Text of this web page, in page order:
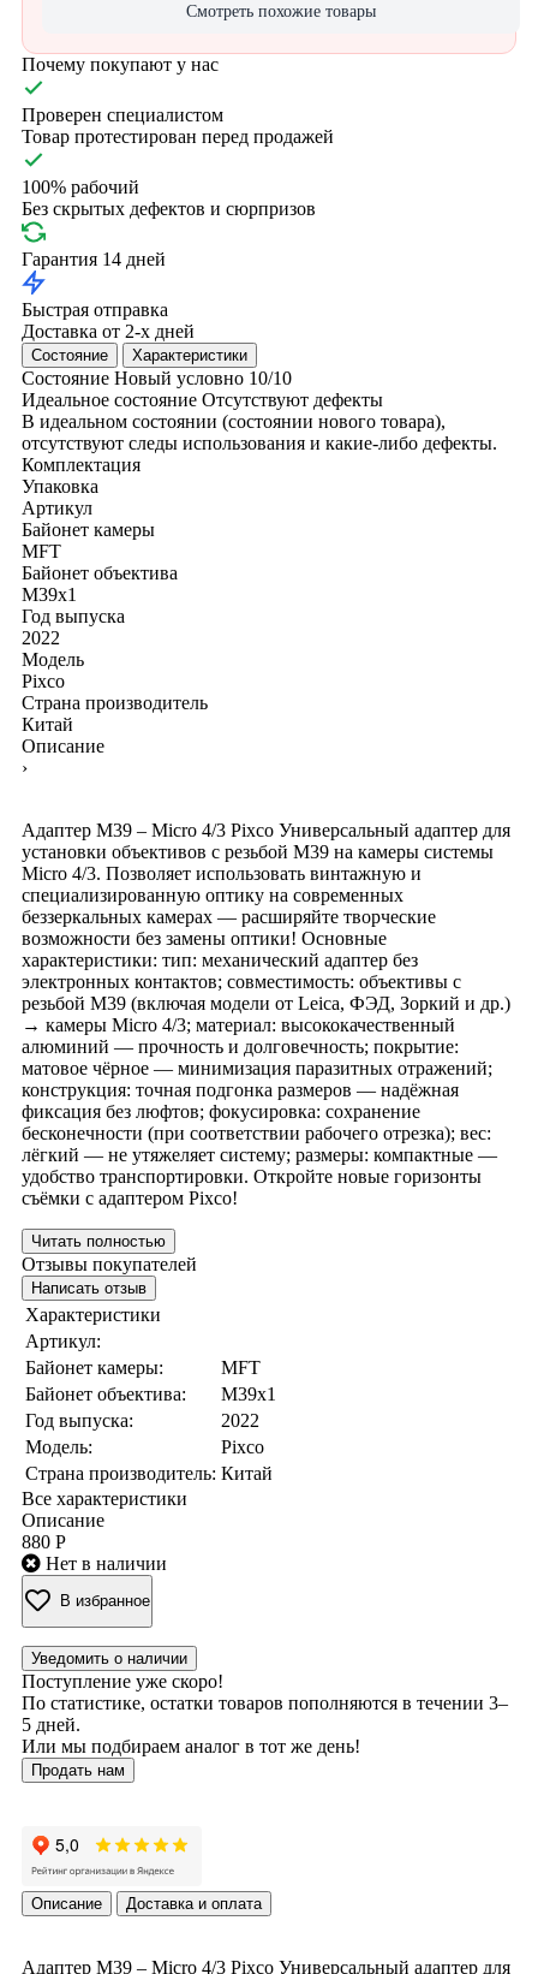
Смотреть похожие товары
Почему покупают у нас
Проверен специалистом
Товар протестирован перед продажей
100% рабочий
Без скрытых дефектов и сюрпризов
Гарантия 14 дней
Быстрая отправка
Доставка от 2-х дней
Состояние Характеристики
Состояние Новый условно 10/10
Идеальное состояние Отсутствуют дефекты
В идеальном состоянии (состоянии нового товара),
отсутствуют следы использования и какие-либо дефекты.
Комплектация
Упаковка
Артикул
Байонет камеры
MFT
Байонет объектива
M39x1
Год выпуска
2022
Модель
Pixco
Страна производитель
Китай
Описание
›
Адаптер M39 – Micro 4/3 Pixco Универсальный адаптер для
установки объективов с резьбой M39 на камеры системы
Micro 4/3. Позволяет использовать винтажную и
специализированную оптику на современных
беззеркальных камерах — расширяйте творческие
возможности без замены оптики! Основные
характеристики: тип: механический адаптер без
электронных контактов; совместимость: объективы с
резьбой M39 (включая модели от Leica, ФЭД, Зоркий и др.)
→ камеры Micro 4/3; материал: высококачественный
алюминий — прочность и долговечность; покрытие:
матовое чёрное — минимизация паразитных отражений;
конструкция: точная подгонка размеров — надёжная
фиксация без люфтов; фокусировка: сохранение
бесконечности (при соответствии рабочего отрезка); вес:
лёгкий — не утяжеляет систему; размеры: компактные —
удобство транспортировки. Откройте новые горизонты
съёмки с адаптером Pixco!
Читать полностью
Отзывы покупателей
Написать отзыв
Характеристики
Артикул:
Байонет камеры:
MFT
Байонет объектива:
M39x1
Год выпуска:
2022
Модель:
Pixco
Страна производитель: Китай
Все характеристики
Описание
880 Р
Нет в наличии
В избранное
Уведомить о наличии
Поступление уже скоро!
По статистике, остатки товаров пополняются в течении 3–
5 дней.
Или мы подбираем аналог в тот же день!
Продать нам
Описание Доставка и оплата
Адаптер M39 – Micro 4/3 Pixco Универсальный адаптер для